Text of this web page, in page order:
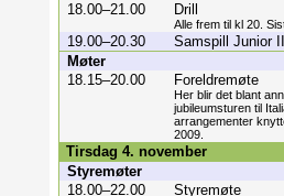
18.00–21.00
Drill
Alle frem til kl 20.
19.00–20.30
Samspill Junior II
Møter
18.15–20.00
Foreldremøte
Her blir det blant
jubileumsturen til
arrangementer
2009.
Tirsdag 4. november
Styremøter
18.00–22.00
Styremøte